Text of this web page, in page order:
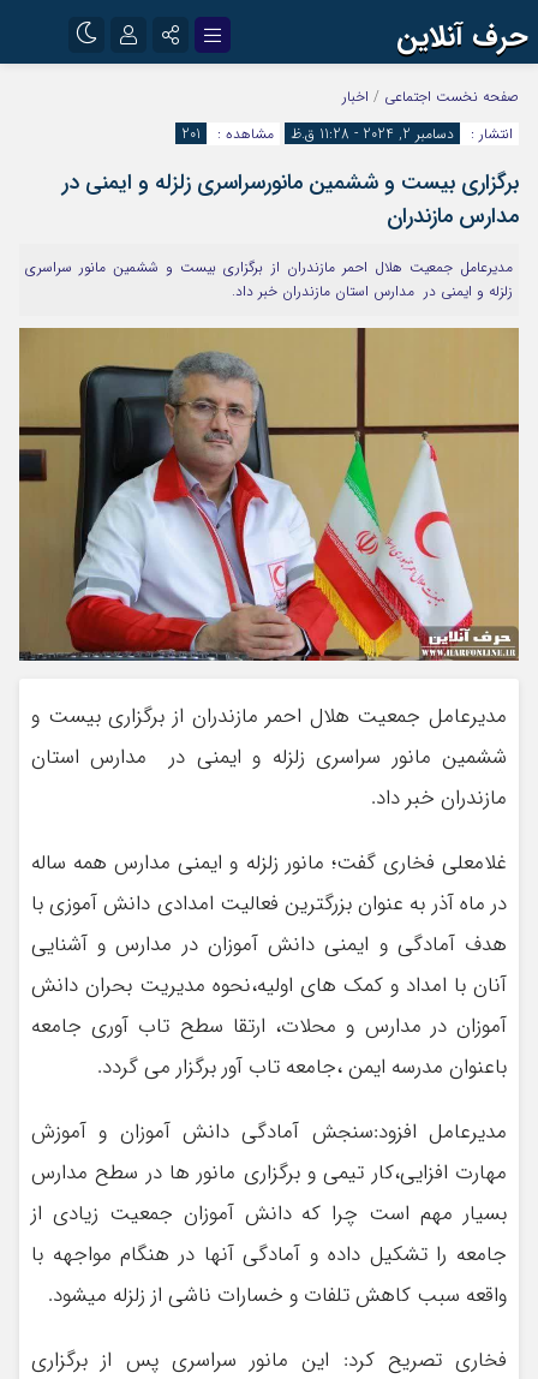
حرف آنلاین
اینستاگرام
آپارات
رمز عبور
مرا به خاطر بسپار
صفحه نخست اجتماعی / اخبار
انتشار :
دسامبر 2, 2024 - 11:28 ق.ظ مشاهده : 201
برگزاری بیست و ششمین مانورسراسری زلزله و ایمنی در
مدارس مازندران
مدیرعامل جمعیت هلال احمر مازندران از برگزاری بیست و ششمین مانور سراسری
زلزله و ایمنی در مدارس استان مازندران خبر داد.
مدیرعامل جمعیت هلال احمر مازندران از برگزاری بیست و
ششمین مانور سراسری زلزله و ایمنی در مدارس استان
مازندران خبر داد.
غلامعلی فخاری گفت؛ مانور زلزله و ایمنی مدارس همه ساله
در ماه آذر به عنوان بزرگترین فعالیت امدادی دانش آموزی با
هدف آمادگی و ایمنی دانش آموزان در مدارس و آشنایی
آنان با امداد و کمک های اولیه،نحوه مدیریت بحران دانش
آموزان در مدارس و محلات، ارتقا سطح تاب آوری جامعه
باعنوان مدرسه ایمن ،جامعه تاب آور برگزار می گردد.
مدیرعامل افزود:سنجش آمادگی دانش آموزان و آموزش
مهارت افزایی،کار تیمی و برگزاری مانور ها در سطح مدارس
بسیار مهم است چرا که دانش آموزان جمعیت زیادی از
جامعه را تشکیل داده و آمادگی آنها در هنگام مواجهه با
واقعه سبب کاهش تلفات و خسارات ناشی از زلزله میشود.
فخاری تصریح کرد: این مانور سراسری پس از برگزاری